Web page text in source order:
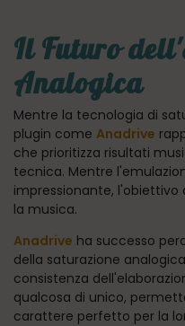
Il Futuro
Analogica
Mentre la tecnologia di
plugin come Anadrive
che prioritizza risultati
tecnica. Mentre
impressionante, l'obiettivo
la musica.
Anadrive ha successo
della saturazione
consistenza
qualcosa di unico,
carattere perfetto per la